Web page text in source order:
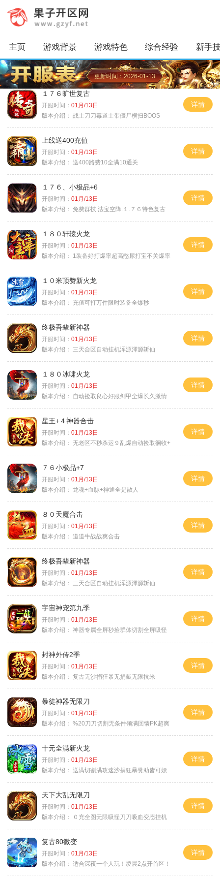
主页 游戏背景 游戏特色 综合经验 新手
更新时间：2026-01-13
１７６旷世复古
开服时间： 01月/13日
版本介绍： 战士刀刀毒道士带僵尸横扫BOOS
详情
上线送400充值
开服时间： 01月/13日
版本介绍： 送400路费10全满10通关
详情
１７６、小极品+6
开服时间： 01月/13日
版本介绍： 免费群技.法宝空降.１.７６特色复古
详情
１８０轩辕火龙
开服时间： 01月/13日
版本介绍：
1装备好打爆率超高憋尿打宝不关爆率
详情
１０米顶赞新火龙
开服时间： 01月/13日
版本介绍：
充值可打万件限时装备全爆秒
详情
终极吾辈新神器
开服时间： 01月/13日
版本介绍：
三天合区自动挂机浑源渾源斩仙
详情
１８０冰啸火龙
开服时间： 01月/13日
版本介绍：
自动捡取良心好服剑甲全爆长久激情
详情
星王+４神器合击
开服时间： 01月/13日
版本介绍： 无老区不秒杀运９乱爆自动捡取徊收+
详情
７６小极品+7
开服时间： 01月/13日
版本介绍： 龙魂+血脉+神通全是散人
详情
８０天魔合击
开服时间： 01月/13日
版本介绍： 道道牛战战爽合击
详情
终极吾辈新神器
开服时间： 01月/13日
版本介绍：
三天合区自动挂机浑源渾源斩仙
详情
宇宙神宠第九季
开服时间： 01月/13日
版本介绍： 神器专属全屏秒捡群体切割全屏吸怪
详情
封神外传2季
开服时间： 01月/13日
版本介绍： 复古无沙捐狂暴无捐献无限抗米
详情
暴徒神器无限刀
开服时间： 01月/13日
版本介绍： %20刀刀切割无条件领满回馈PK超爽
详情
十元全满新火龙
开服时间： 01月/13日
版本介绍： 送满切割满攻速沙捐狂暴赞助皆可嫖
详情
天下大乱无限刀
开服时间： 01月/13日
版本介绍：
０充全图无限吸怪刀刀吸血变态挂机
详情
复古80微变
开服时间： 01月/13日
版本介绍： 适合深夜一个人玩！凌晨2点开首区！
详情